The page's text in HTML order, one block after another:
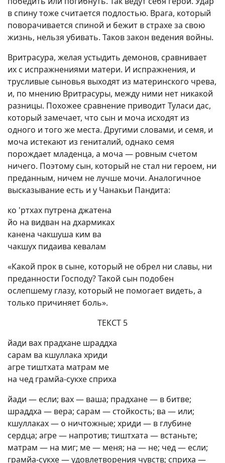
в спину тоже считается подлостью. Врага, который
поворачивается спиной и бежит в страхе за свою
жизнь, нельзя убивать. Таков закон ведения войны.
Вритрасура, желая устыдить демонов, сравнивает
их с испражнениями матери. И испражнения, и
трусливые сыновья выходят из материнского чрева,
и, по мнению Вритрасуры, между ними нет никакой
разницы. Похожее сравнение приводит Туласи дас,
который замечает, что сын и моча исходят из
одного и того же места. Другими словами, и семя, и
моча истекают из гениталий, однако семя
порождает младенца, а моча — ровным счетом
ничего. Поэтому сын, который не стал ни героем, ни
преданным, ничем не лучше мочи. Аналогичное
высказывание есть и у Чанакьи Пандита:
ко 'ртхах путрена джатена
йо на видван на дхармиках
канена чакшуша ким ва
чакшух пидаива кевалам
«Какой прок в сыне, который не обрел ни славы, ни
преданности Господу? Такой сын подобен
ослепшему глазу, который не помогает видеть, а
только причиняет боль».
ТЕКСТ 5
йади вах прадхане шраддха
сарам ва кшуллака хриди
агре тиштхата матрам ме
на чед грамйа-сукхе сприха
йади — если; вах — ваша; прадхане — в битве;
шраддха — вера; сарам — стойкость; ва — или;
кшуллаках — о ничтожные; хриди — в глубине
сердца; агре — напротив; тиштхата — встаньте;
матрам — на миг; ме — меня; на — не; чед — если;
грамйа-сукхе — удовлетворения чувств; сприха —